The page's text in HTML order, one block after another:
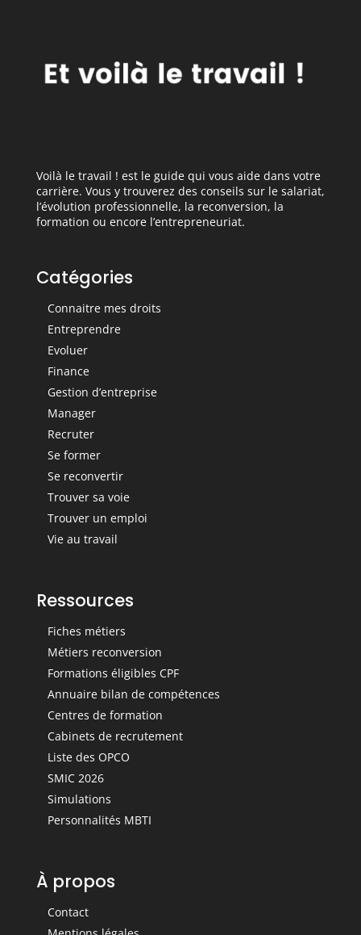
Voilà le travail ! est le guide qui vous aide dans votre
carrière. Vous y trouverez des conseils sur le salariat,
l’évolution professionnelle, la reconversion, la
formation ou encore l’entrepreneuriat.
Catégories
Connaitre mes droits
Entreprendre
Evoluer
Finance
Gestion d’entreprise
Manager
Recruter
Se former
Se reconvertir
Trouver sa voie
Trouver un emploi
Vie au travail
Ressources
Fiches métiers
Métiers reconversion
Formations éligibles CPF
Annuaire bilan de compétences
Centres de formation
Cabinets de recrutement
Liste des OPCO
SMIC 2026
Simulations
Personnalités MBTI
À propos
Contact